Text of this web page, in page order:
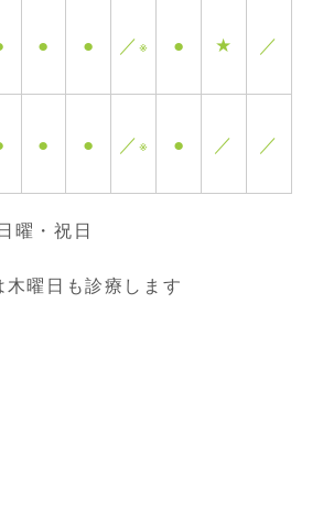
● ● ／※ ● ★ ／
● ● ／※ ● ／ ／
曜・祝日
曜日も診療します